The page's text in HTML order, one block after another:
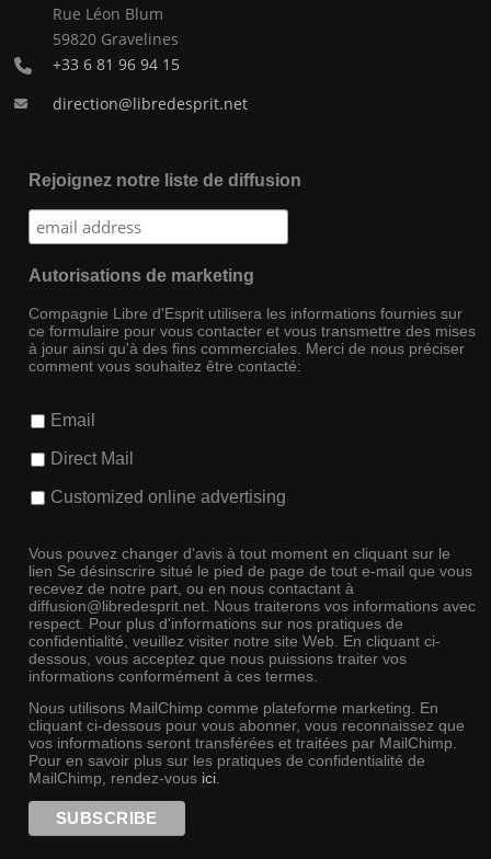
Rue Léon Blum
59820 Gravelines
+33 6 81 96 94 15
direction@libredesprit.net
Rejoignez notre liste de diffusion
Autorisations de marketing
Compagnie Libre d'Esprit utilisera les informations fournies sur
ce formulaire pour vous contacter et vous transmettre des mises
à jour ainsi qu'à des fins commerciales. Merci de nous préciser
comment vous souhaitez être contacté:
Email
Direct Mail
Customized online advertising
Vous pouvez changer d'avis à tout moment en cliquant sur le
lien Se désinscrire situé le pied de page de tout e-mail que vous
recevez de notre part, ou en nous contactant à
diffusion@libredesprit.net. Nous traiterons vos informations avec
respect. Pour plus d'informations sur nos pratiques de
confidentialité, veuillez visiter notre site Web. En cliquant ci-
dessous, vous acceptez que nous puissions traiter vos
informations conformément à ces termes.
Nous utilisons MailChimp comme plateforme marketing. En
cliquant ci-dessous pour vous abonner, vous reconnaissez que
vos informations seront transférées et traitées par MailChimp.
Pour en savoir plus sur les pratiques de confidentialité de
MailChimp, rendez-vous ici.